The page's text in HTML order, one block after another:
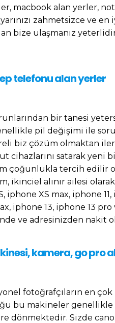
macbook alan yerler,
zahmetsizce ve
bize ulaşmanız
telefonu alan yerler
bir tanesi
pil değişimi ile
biz çözüm olmaktan
cihazlarını satarak yeni
çoğunlukla tercih edilir
ikinciel alınır ailesi
XS max, iphone 11,
iphone 13, iphone 13
ve adresinizden nakit
kamera, go pro
fotoğrafçıların en çok
bu makineler
dönmektedir. Sizde